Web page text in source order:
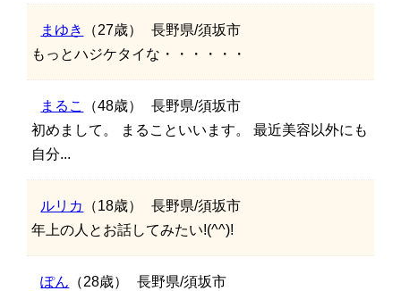
まゆき （27歳）
長野県/須坂市
もっとハジケタイな・・・・・・
まるこ （48歳）
長野県/須坂市
初めまして。 まることいいます。 最近美容以外にも
自分...
ルリカ （18歳）
長野県/須坂市
年上の人とお話してみたい!(^^)!
ぽん （28歳）
長野県/須坂市